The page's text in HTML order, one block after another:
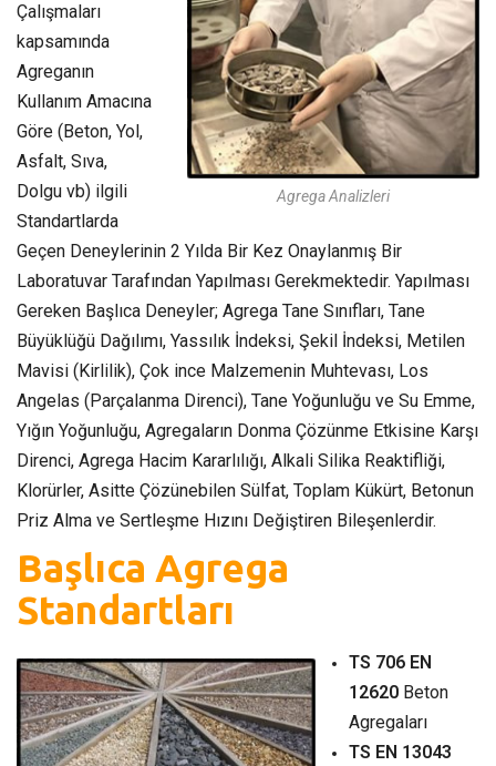
Agrega Analizleri
Çalışmaları
kapsamında
Agreganın
Kullanım Amacına
Göre (Beton, Yol,
Asfalt, Sıva,
Dolgu vb) ilgili
Standartlarda
Geçen Deneylerinin 2 Yılda Bir Kez Onaylanmış Bir
Laboratuvar Tarafından Yapılması Gerekmektedir. Yapılması
Gereken Başlıca Deneyler; Agrega Tane Sınıfları, Tane
Büyüklüğü Dağılımı, Yassılık İndeksi, Şekil İndeksi, Metilen
Mavisi (Kirlilik), Çok ince Malzemenin Muhtevası, Los
Angelas (Parçalanma Direnci), Tane Yoğunluğu ve Su Emme,
Yığın Yoğunluğu, Agregaların Donma Çözünme Etkisine Karşı
Direnci, Agrega Hacim Kararlılığı, Alkali Silika Reaktifliği,
Klorürler, Asitte Çözünebilen Sülfat, Toplam Kükürt, Betonun
Priz Alma ve Sertleşme Hızını Değiştiren Bileşenlerdir.
Başlıca Agrega
Standartları
TS 706 EN
12620 Beton
Agregaları
TS EN 13043